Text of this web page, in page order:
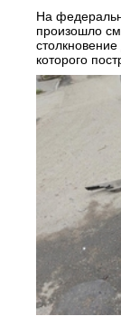
На
произошло
которого